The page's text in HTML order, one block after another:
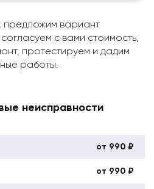
предложим вариант
с вами стоимость,
протестируем и дадим
работы.
неисправности
от 990 ₽
от 990 ₽